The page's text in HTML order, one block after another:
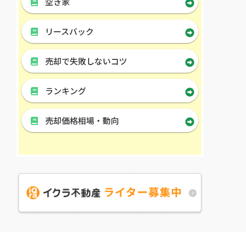
リースバック
売却で失敗しないコツ
ランキング
売却価格相場・動向